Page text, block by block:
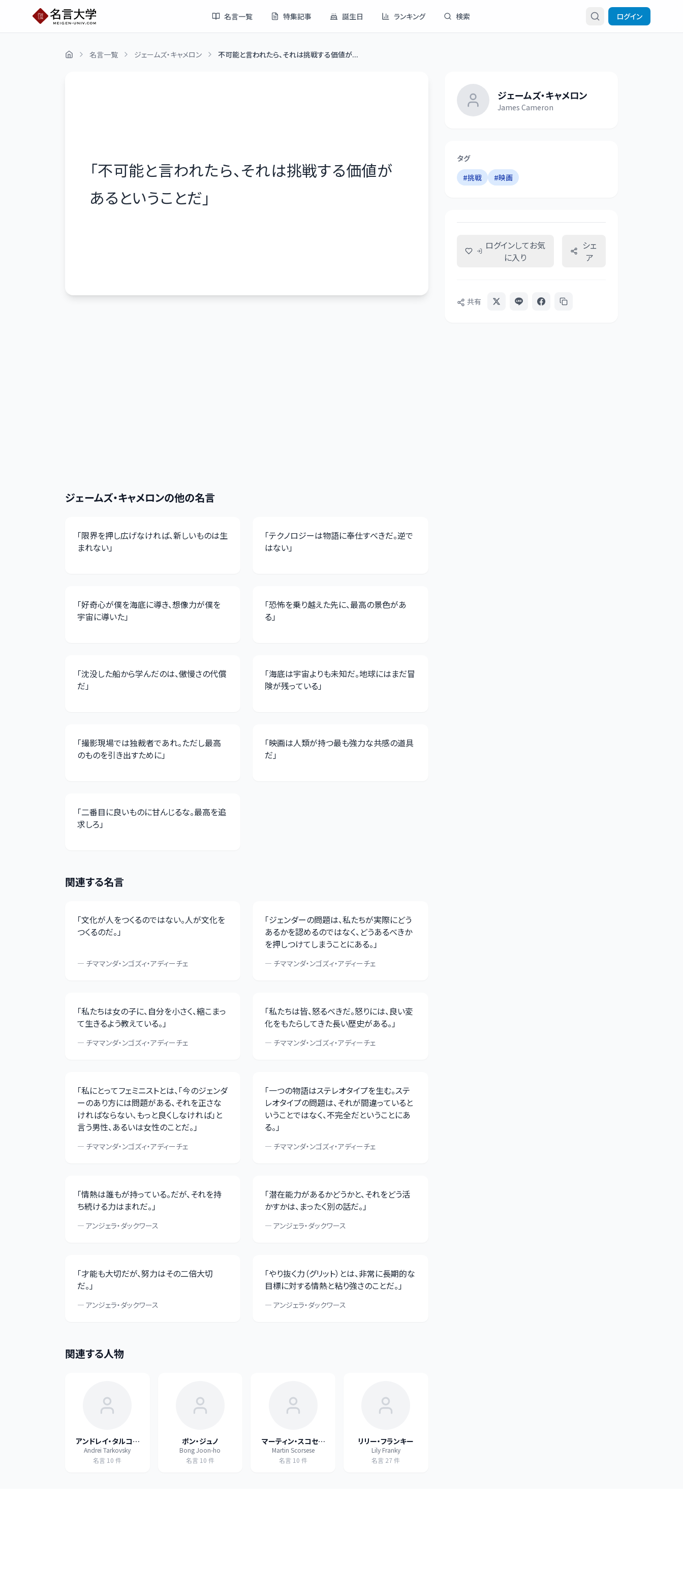
名言一覧 特集記事 誕生日 ランキング 検索 ログイン
名言一覧 ジェームズ・キャメロン 不可能と言われたら、それは挑戦する価値が...
「不可能と言われたら、それは挑戦する価値が
あるということだ 」
ジェームズ・キャメロン
James Cameron
タグ
#挑戦 #映画
ログインしてお気
に入り
シェ
ア
共有
ジェームズ・キャメロンの他の名言
「限界を押し広げなければ、新しいものは生
まれない」
「テクノロジーは物語に奉仕すべきだ。逆で
はない」
「好奇心が僕を海底に導き、想像力が僕を
宇宙に導いた」
「恐怖を乗り越えた先に、最高の景色があ
る」
「沈没した船から学んだのは、傲慢さの代償
だ」
「海底は宇宙よりも未知だ。地球にはまだ冒
険が残っている」
「撮影現場では独裁者であれ。ただし最高
のものを引き出すために」
「映画は人類が持つ最も強力な共感の道具
だ」
「二番目に良いものに甘んじるな。最高を追
求しろ」
関連する名言
「文化が人をつくるのではない。人が文化を
つくるのだ。」
— チママンダ・ンゴズィ・アディーチェ
「ジェンダーの問題は、私たちが実際にどう
あるかを認めるのではなく、どうあるべきか
を押しつけてしまうことにある。」
— チママンダ・ンゴズィ・アディーチェ
「私たちは女の子に、自分を小さく、縮こまっ
て生きるよう教えている。」
— チママンダ・ンゴズィ・アディーチェ
「私たちは皆、怒るべきだ。怒りには、良い変
化をもたらしてきた長い歴史がある。」
— チママンダ・ンゴズィ・アディーチェ
「私にとってフェミニストとは、「今のジェンダ
ーのあり方には問題がある、それを正さな
ければならない、もっと良くしなければ」と
言う男性、あるいは女性のことだ。」
— チママンダ・ンゴズィ・アディーチェ
「一つの物語はステレオタイプを生む。ステ
レオタイプの問題は、それが間違っていると
いうことではなく、不完全だということにあ
る。」
— チママンダ・ンゴズィ・アディーチェ
「情熱は誰もが持っている。だが、それを持
ち続ける力はまれだ。」
— アンジェラ・ダックワース
「潜在能力があるかどうかと、それをどう活
かすかは、まったく別の話だ。」
—アンジェラ・ダックワース
「才能も大切だが、努力はその二倍大切
だ。」
— アンジェラ・ダックワース
「やり抜く力（グリット）とは、非常に長期的な
目標に対する情熱と粘り強さのことだ。」
—アンジェラ・ダックワース
関連する人物
アンドレイ・タルコフ
スキー
Andrei Tarkovsky
名言 10 件
ポン・ジュノ
Bong Joon-ho
名言 10 件
マーティン・スコセッ
シ
Martin Scorsese
名言 10 件
リリー・フランキー
Lily Franky
名言 27件